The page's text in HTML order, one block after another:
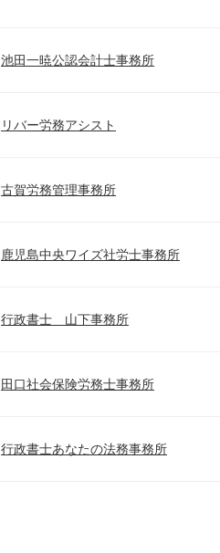
池田一暁公認会計士事務所
リバー労務アシスト
古賀労務管理事務所
鹿児島中央ワイズ社労士事務所
行政書士 山下事務所
田口社会保険労務士事務所
行政書士あなたの法務事務所